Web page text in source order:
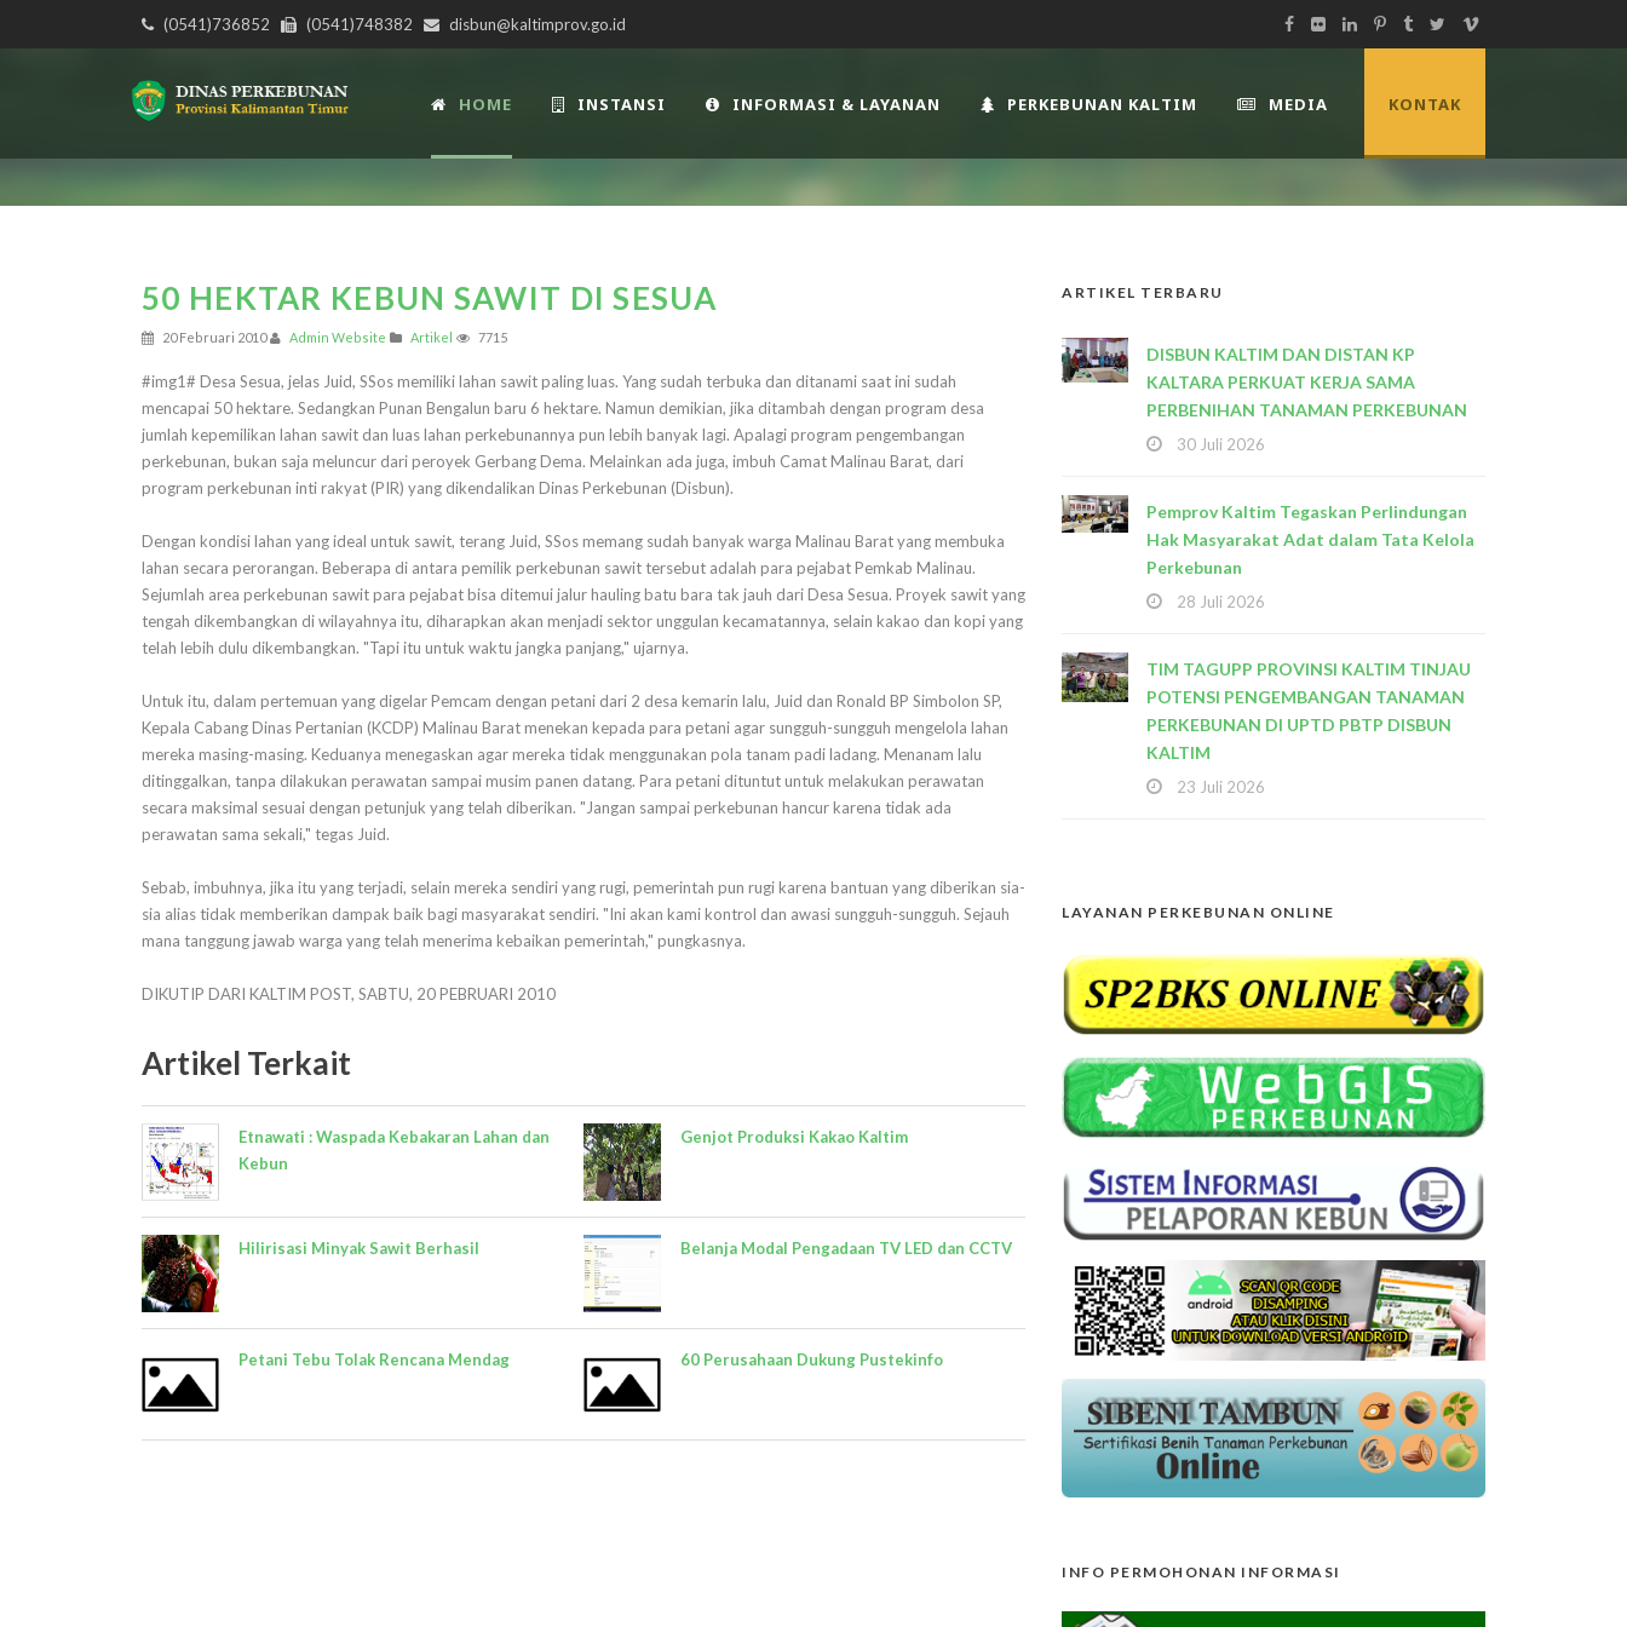
(0541)736852 (0541)748382 disbun@kaltimprov.go.id
HOME INSTANSI INFORMASI & LAYANAN PERKEBUNAN KALTIM MEDIA KONTAK
50 HEKTAR KEBUN SAWIT DI SESUA
20 Februari 2010 Admin Website Artikel 7715
#img1# Desa Sesua, jelas Juid, SSos memiliki lahan sawit paling luas. Yang sudah terbuka dan ditanami saat ini sudah
mencapai 50 hektare. Sedangkan Punan Bengalun baru 6 hektare. Namun demikian, jika ditambah dengan program desa
jumlah kepemilikan lahan sawit dan luas lahan perkebunannya pun lebih banyak lagi. Apalagi program pengembangan
perkebunan, bukan saja meluncur dari peroyek Gerbang Dema. Melainkan ada juga, imbuh Camat Malinau Barat, dari
program perkebunan inti rakyat (PIR) yang dikendalikan Dinas Perkebunan (Disbun).
Dengan kondisi lahan yang ideal untuk sawit, terang Juid, SSos memang sudah banyak warga Malinau Barat yang membuka
lahan secara perorangan. Beberapa di antara pemilik perkebunan sawit tersebut adalah para pejabat Pemkab Malinau.
Sejumlah area perkebunan sawit para pejabat bisa ditemui jalur hauling batu bara tak jauh dari Desa Sesua. Proyek sawit yang
tengah dikembangkan di wilayahnya itu, diharapkan akan menjadi sektor unggulan kecamatannya, selain kakao dan kopi yang
telah lebih dulu dikembangkan. "Tapi itu untuk waktu jangka panjang," ujarnya.
Untuk itu, dalam pertemuan yang digelar Pemcam dengan petani dari 2 desa kemarin lalu, Juid dan Ronald BP Simbolon SP,
Kepala Cabang Dinas Pertanian (KCDP) Malinau Barat menekan kepada para petani agar sungguh-sungguh mengelola lahan
mereka masing-masing. Keduanya menegaskan agar mereka tidak menggunakan pola tanam padi ladang. Menanam lalu
ditinggalkan, tanpa dilakukan perawatan sampai musim panen datang. Para petani dituntut untuk melakukan perawatan
secara maksimal sesuai dengan petunjuk yang telah diberikan. "Jangan sampai perkebunan hancur karena tidak ada
perawatan sama sekali," tegas Juid.
Sebab, imbuhnya, jika itu yang terjadi, selain mereka sendiri yang rugi, pemerintah pun rugi karena bantuan yang diberikan sia-
sia alias tidak memberikan dampak baik bagi masyarakat sendiri. "Ini akan kami kontrol dan awasi sungguh-sungguh. Sejauh
mana tanggung jawab warga yang telah menerima kebaikan pemerintah," pungkasnya.
DIKUTIP DARI KALTIM POST, SABTU, 20 PEBRUARI 2010
Artikel Terkait
Etnawati : Waspada Kebakaran Lahan dan
Kebun
Hilirisasi Minyak Sawit Berhasil
Petani Tebu Tolak Rencana Mendag
Genjot Produksi Kakao Kaltim
Belanja Modal Pengadaan TV LED dan CCTV
60 Perusahaan Dukung Pustekinfo
ARTIKEL TERBARU
DISBUN KALTIM DAN DISTAN KP
KALTARA PERKUAT KERJA SAMA
PERBENIHAN TANAMAN PERKEBUNAN
30 Juli 2026
Pemprov Kaltim Tegaskan Perlindungan
Hak Masyarakat Adat dalam Tata Kelola
Perkebunan
28 Juli 2026
TIM TAGUPP PROVINSI KALTIM TINJAU
POTENSI PENGEMBANGAN TANAMAN
PERKEBUNAN DI UPTD PBTP DISBUN
KALTIM
23 Juli 2026
LAYANAN PERKEBUNAN ONLINE
INFO PERMOHONAN INFORMASI